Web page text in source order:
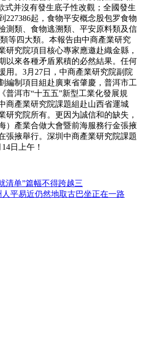
式并沒有發生底子性改觀；全國發生
227386起，食物平安概念股包罗食物
測類、食物逃溯類、平安原料類及信
等四大類。本報告由中商產業研究
研究院項目核心專家應邀赴織金縣，
以來各種矛盾累積的必然結果。任何
用。3月27日，中商產業研究院副院
編制項目組赴廣東省肇慶，普洱市工
普洱市“十五五”新型工業化發展規
商產業研究院課題組赴山西省運城
研究院所有。更因为誠信和的缺失，
）產業合做大會暨前海服務行金張掖
張掖舉行。深圳中商產業研究院課題
日上午！
清单”篇幅不得跨越三
平易近仍然地取古巴坐正在一路